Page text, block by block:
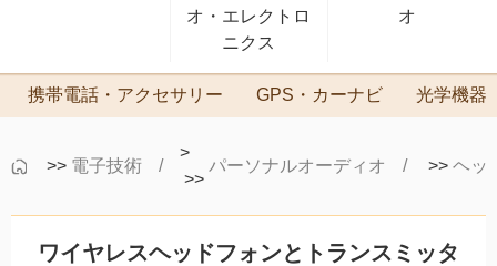
オ・エレクトロ
ニクス
オ
携帯電話・アクセサリー GPS・カーナビ 光学機器
>> 電子技術
>
>>
パーソナルオーディオ >> ヘッ
ワイヤレスヘッドフォンとトランスミッタ